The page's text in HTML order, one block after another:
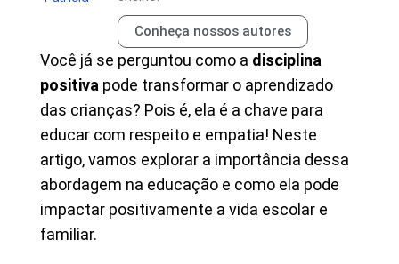
Conheça nossos autores
Você já se perguntou como a disciplina
positiva pode transformar o aprendizado
das crianças? Pois é, ela é a chave para
educar com respeito e empatia! Neste
artigo, vamos explorar a importância dessa
abordagem na educação e como ela pode
impactar positivamente a vida escolar e
familiar.